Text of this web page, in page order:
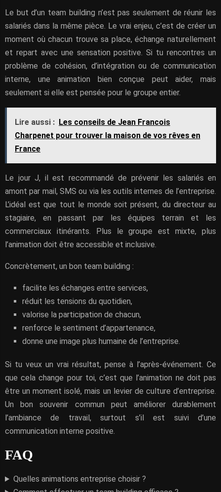
Le but d’un team building n’est pas seulement de réunir les
salariés dans la même pièce. Le vrai enjeu, c’est de créer un
moment où chacun trouve sa place, échange naturellement
et repart avec une sensation positive. Si tu rencontres un
problème de cohésion, d’intégration ou de communication
interne, une animation bien conçue peut aider, mais
seulement si elle est pensée pour le groupe entier.
Lire aussi : Les conseils de Jean Francois
Charpenet pour trouver la maison de vos rêves en
France
Le jour J, il est recommandé de prévenir les salariés en
amont par mail, SMS ou via les outils internes de l’entreprise.
L’idéal est que tout le monde soit présent, du directeur au
stagiaire, en passant par les équipes terrain et les
commerciaux itinérants. Plus le groupe est mixte, plus
l’animation doit être accessible et inclusive.
Concrètement, un bon team building :
facilite les échanges entre services,
réduit les tensions du quotidien,
valorise la participation de chacun,
renforce le sentiment d’appartenance,
donne une image plus humaine de l’entreprise.
Si tu veux un vrai résultat, pense à l’après-événement. Ce
que cela change pour toi, c’est que l’animation ne doit pas
être un moment isolé, mais un levier de culture d’entreprise.
Un bon souvenir commun peut améliorer durablement
l’ambiance de travail, surtout s’il est suivi d’une
communication interne positive.
FAQ
Quelles animations entreprise choisir ?